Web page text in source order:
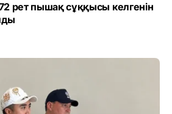
рет пышақ сұққысы келгенін